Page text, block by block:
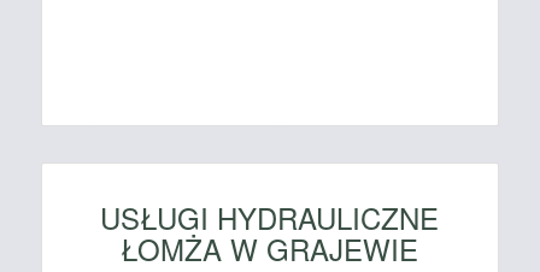
USŁUGI HYDRAULICZNE
ŁOMŻA W GRAJEWIE